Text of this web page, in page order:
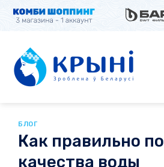
Skip
БЛОГ
Как правильно
качества воды